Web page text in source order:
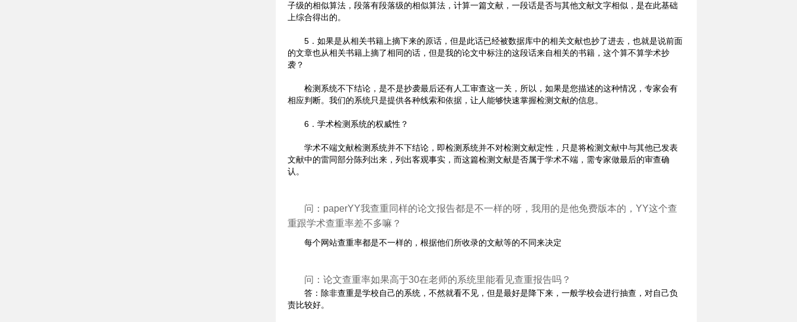
子级的相似算法，段落有段落级的相似算法，计算一篇文献，一段话是否与其他文献文字相似，是在此基础
上综合得出的。
5．如果是从相关书籍上摘下来的原话，但是此话已经被数据库中的相关文献也抄了进去，也就是说前面
的文章也从相关书籍上摘了相同的话，但是我的论文中标注的这段话来自相关的书籍，这个算不算学术抄
袭？
检测系统不下结论，是不是抄袭最后还有人工审查这一关，所以，如果是您描述的这种情况，专家会有
相应判断。我们的系统只是提供各种线索和依据，让人能够快速掌握检测文献的信息。
6．学术检测系统的权威性？
学术不端文献检测系统并不下结论，即检测系统并不对检测文献定性，只是将检测文献中与其他已发表
文献中的雷同部分陈列出来，列出客观事实，而这篇检测文献是否属于学术不端，需专家做最后的审查确
认。
问：paperYY我查重同样的论文报告都是不一样的呀，我用的是他免费版本的，YY这个查
重跟学术查重率差不多嘛？
每个网站查重率都是不一样的，根据他们所收录的文献等的不同来决定
问：论文查重率如果高于30在老师的系统里能看见查重报告吗？
答：除非查重是学校自己的系统，不然就看不见，但是最好是降下来，一般学校会进行抽查，对自己负
责比较好。